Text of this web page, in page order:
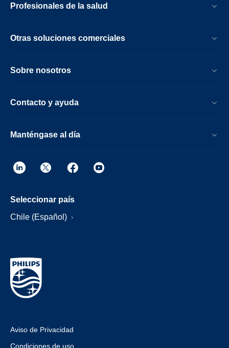
Profesionales de la salud
Otras soluciones comerciales
Sobre nosotros
Contacto y ayuda
Manténgase al día
Seleccionar país
Chile (Español)
Aviso de Privacidad
Condiciones de uso